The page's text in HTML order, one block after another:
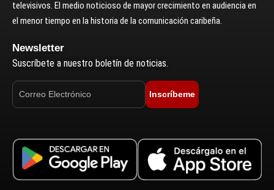
televisivos. El medio noticioso de mayor crecimiento en audiencia en
el menor tiempo en la historia de la comunicación caribeña.
Newsletter
Suscríbete a nuestro boletín de noticias.
Inscríbeme